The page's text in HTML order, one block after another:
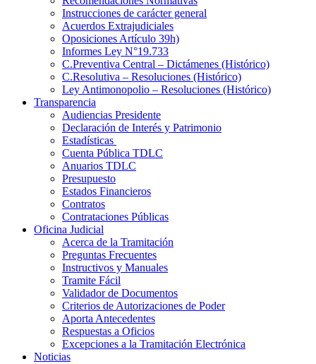
Instrucciones de carácter general
Acuerdos Extrajudiciales
Oposiciones Artículo 39h)
Informes Ley N°19.733
C.Preventiva Central – Dictámenes (Histórico)
C.Resolutiva – Resoluciones (Histórico)
Ley Antimonopolio – Resoluciones (Histórico)
Transparencia
Audiencias Presidente
Declaración de Interés y Patrimonio
Estadísticas
Cuenta Pública TDLC
Anuarios TDLC
Presupuesto
Estados Financieros
Contratos
Contrataciones Públicas
Oficina Judicial
Acerca de la Tramitación
Preguntas Frecuentes
Instructivos y Manuales
Tramite Fácil
Validador de Documentos
Criterios de Autorizaciones de Poder
Aporta Antecedentes
Respuestas a Oficios
Excepciones a la Tramitación Electrónica
Noticias